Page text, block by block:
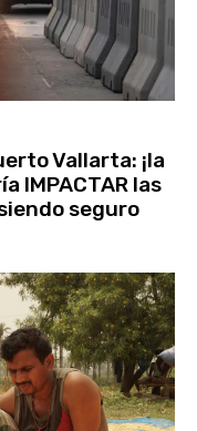
Vallarta: ¡la
IMPACTAR las
seguro